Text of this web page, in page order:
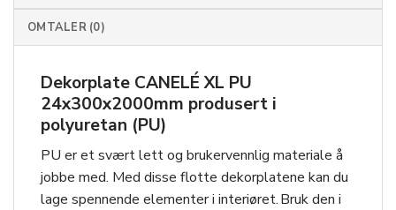
OMTALER (0)
Dekorplate CANELÉ XL PU
24x300x2000mm produsert i
polyuretan (PU)
PU er et svært lett og brukervennlig materiale å
jobbe med. Med disse flotte dekorplatene kan du
lage spennende elementer i interiøret. Bruk den i